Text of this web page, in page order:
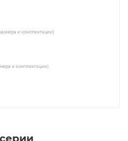
и комплектации)
и комплектации)